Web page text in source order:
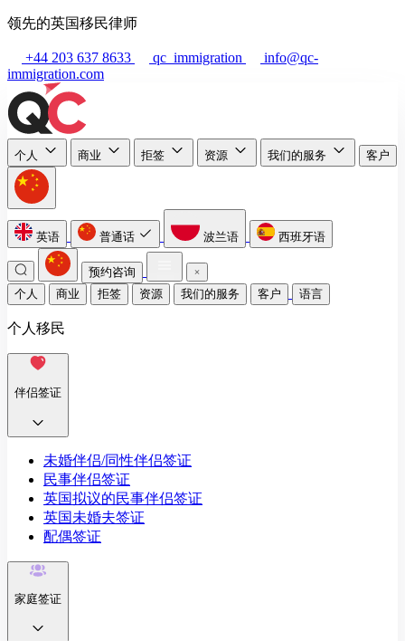
领先的英国移民律师
+44 203 637 8633 qc_immigration
info@qc-
immigration.com
个人 商业 拒签 资源 我们的服务 客户
英语 普通话 波兰语 西班牙语
预约咨询
个人
商业 拒签 资源 我们的服务 客户 语言
个人移民
伴侣签证
未婚伴侣/同性伴侣签证
民事伴侣签证
英国拟议的民事伴侣签证
英国未婚夫签证
配偶签证
家庭签证